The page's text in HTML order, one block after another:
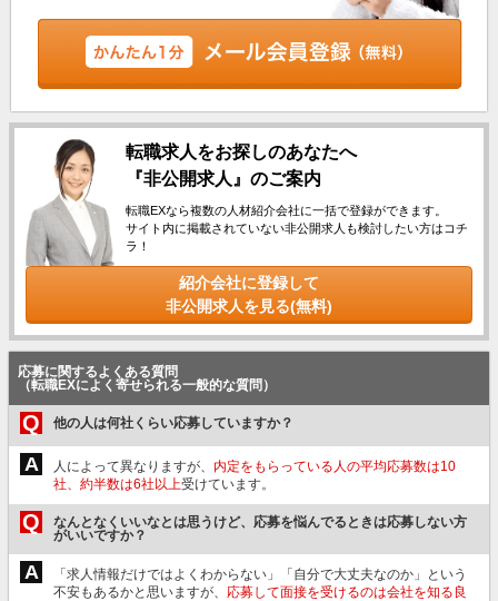
転職求人をお探しのあなたへ
『非公開求人』のご案内
転職EXなら複数の人材紹介会社に一括で登録ができます。
サイト内に掲載されていない非公開求人も検討したい方はコチ
ラ！
紹介会社に登録して
非公開求人を見る(無料)
応募に関するよくある質問
（転職EXによく寄せられる一般的な質問）
Q 他の人は何社くらい応募していますか？
A 人によって異なりますが、 内定をもらっている人の平均応募数は10
社、約半数は6社以上受けています。
Q
なんとなくいいなとは思うけど、応募を悩んでるときは応募しない方
がいいですか？
A
「求人情報だけではよくわからない」「自分で大丈夫なのか」という
不安もあるかと思いますが、 応募して面接を受けるのは会社を知る良